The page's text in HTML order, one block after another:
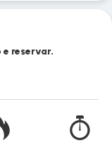
reservar.